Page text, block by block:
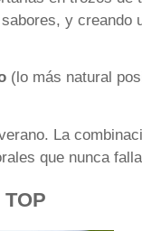
y creando
(lo más natural
La
que nunca